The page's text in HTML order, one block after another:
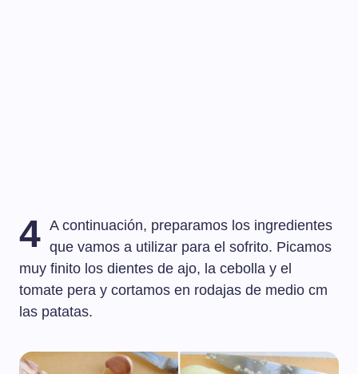
4 A continuación, preparamos los ingredientes
que vamos a utilizar para el sofrito. Picamos
muy finito los dientes de ajo, la cebolla y el
tomate pera y cortamos en rodajas de medio cm
las patatas.